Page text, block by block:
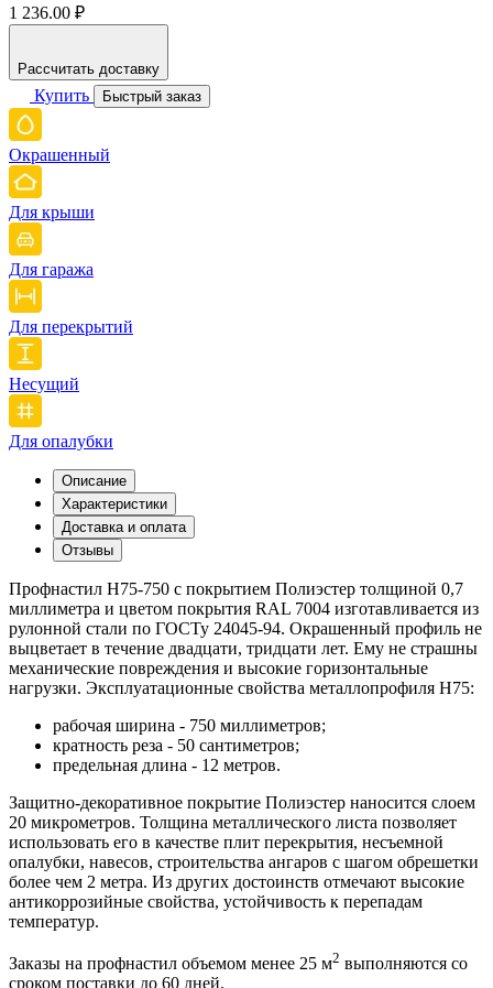
1 236.00 ₽
Рассчитать доставку
Купить Быстрый заказ
Окрашенный
Для крыши
Для гаража
Для перекрытий
Несущий
Для опалубки
Описание
Характеристики
Доставка и оплата
Отзывы
Профнастил Н75-750 с покрытием Полиэстер толщиной 0,7
миллиметра и цветом покрытия RAL 7004 изготавливается из
рулонной стали по ГОСТу 24045-94. Окрашенный профиль не
выцветает в течение двадцати, тридцати лет. Ему не страшны
механические повреждения и высокие горизонтальные
нагрузки. Эксплуатационные свойства металлопрофиля Н75:
рабочая ширина - 750 миллиметров;
кратность реза - 50 сантиметров;
предельная длина - 12 метров.
Защитно-декоративное покрытие Полиэстер наносится слоем
20 микрометров. Толщина металлического листа позволяет
использовать его в качестве плит перекрытия, несъемной
опалубки, навесов, строительства ангаров с шагом обрешетки
более чем 2 метра. Из других достоинств отмечают высокие
антикоррозийные свойства, устойчивость к перепадам
температур.
Заказы на профнастил объемом менее 25 м2 выполняются со
сроком поставки до 60 дней.